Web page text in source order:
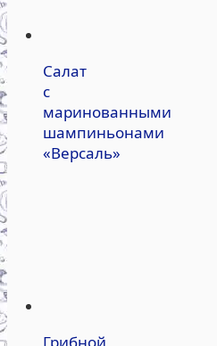
Салат
с
маринованными
шампиньонами
«Версаль»